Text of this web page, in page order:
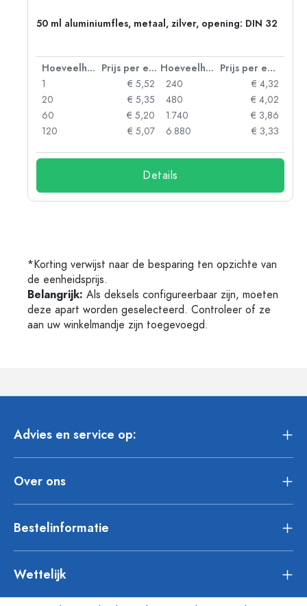
50 ml aluminiumfles, metaal, zilver, opening: DIN 32
Hoeveelheid Prijs per eenheid Hoeveelheid
Prijs per eenheid
1
€ 5,52
20
€ 5,35
60
€ 5,20
120
€ 5,07
240
€ 4,32
480
€ 4,02
1.740
€ 3,86
6.880
€ 3,33
Details
*Korting verwijst naar de besparing ten opzichte van
de eenheidsprijs.
Belangrijk: Als deksels configureerbaar zijn, moeten
deze apart worden geselecteerd. Controleer of ze
aan uw winkelmandje zijn toegevoegd.
Advies en service op:
Over ons
Bestelinformatie
Wettelijk